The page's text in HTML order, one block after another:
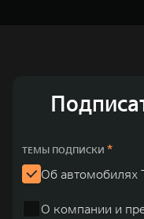
ТЕМЫ ПОДПИСКИ *
Об автомобилях
О компании и